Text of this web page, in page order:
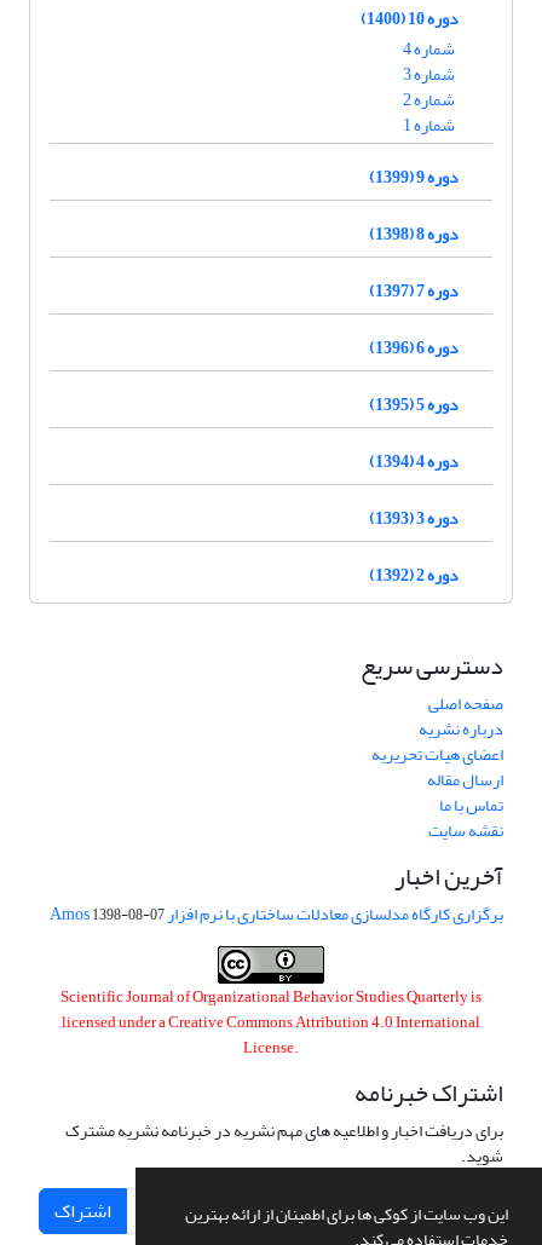
این وب سایت از کوکی ها برای اطمینان از ارائه بهترین
دوره 10 (1400)
شماره 4
شماره 3
شماره 2
شماره 1
دوره 9 (1399)
دوره 8 (1398)
دوره 7 (1397)
دوره 6 (1396)
دوره 5 (1395)
دوره 4 (1394)
دوره 3 (1393)
دوره 2 (1392)
دسترسی سریع
صفحه اصلی
درباره نشریه
اعضای هیات تحریریه
ارسال مقاله
تماس با ما
نقشه سایت
آخرین اخبار
برگزاری کارگاه مدلسازی معادلات ساختاری با نرم افزار Amos1398-08-07
Scientific Journal of Organizational Behavior Studies Quarterly is
licensed under aCreative Commons Attribution 4.0 International
License.
اشتراک خبرنامه
برای دریافت اخبار و اطلاعیه های مهم نشریه در خبرنامه نشریه مشترک
شوید.
اشتراک